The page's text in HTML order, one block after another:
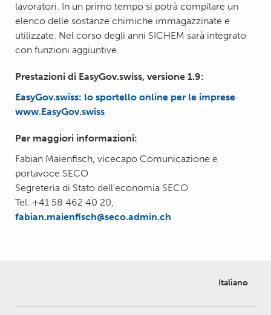
lavoratori. In un primo tempo si potrà compilare un
elenco delle sostanze chimiche immagazzinate e
utilizzate. Nel corso degli anni SICHEM sarà integrato
con funzioni aggiuntive.
Prestazioni di EasyGov.swiss, versione 1.9:
EasyGov.swiss: lo sportello online per le imprese
www.EasyGov.swiss
Per maggiori informazioni:
Fabian Maienfisch, vicecapo Comunicazione e
portavoce SECO
Segreteria di Stato dell’economia SECO
Tel. +41 58 462 40 20,
fabian.maienfisch@seco.admin.ch
Italiano